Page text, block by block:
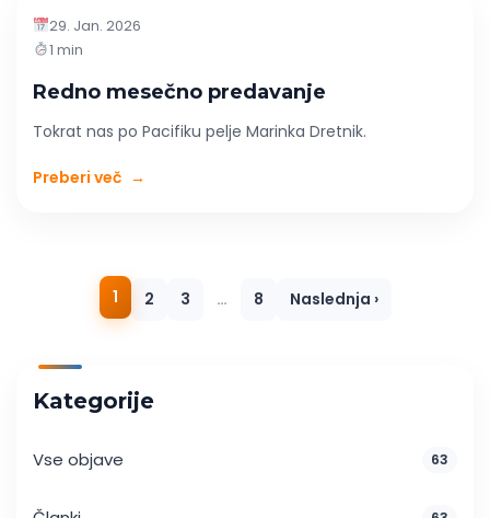
29. Jan. 2026
1 min
Redno mesečno predavanje
Tokrat nas po Pacifiku pelje Marinka Dretnik.
Preberi več →
1 2 3 … 8 Naslednja ›
Kategorije
Vse objave 63